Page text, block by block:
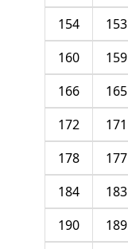
153
154
159
160
165
166
171
172
177
178
183
184
189
190